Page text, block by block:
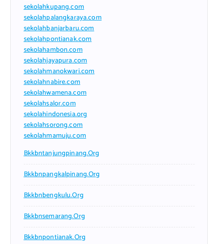
sekolahkupang.com
sekolahpalangkaraya.com
sekolahbanjarbaru.com
sekolahpontianak.com
sekolahambon.com
sekolahjayapura.com
sekolahmanokwari.com
sekolahnabire.com
sekolahwamena.com
sekolahsalor.com
sekolahindonesia.org
sekolahsorong.com
sekolahmamuju.com
Bkkbntanjungpinang.org
Bkkbnpangkalpinang.org
Bkkbnbengkulu.org
Bkkbnsemarang.org
Bkkbnpontianak.org